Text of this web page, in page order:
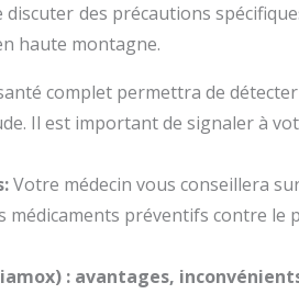
des précautions
haute montagne.
complet permettra de
Il est important de signaler à
Votre médecin vous conseillera
préventifs contre le
: avantages,